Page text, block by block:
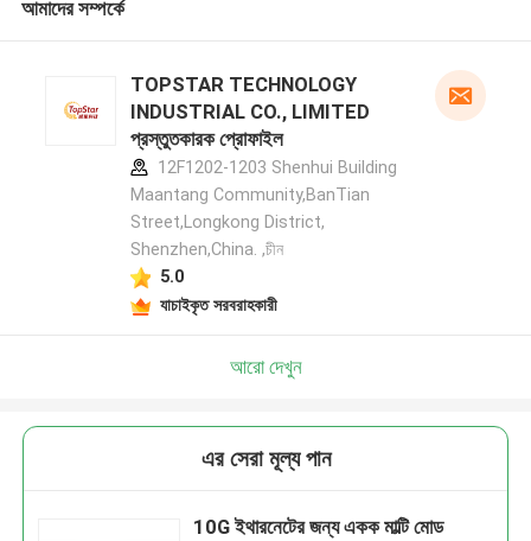
আমাদের সম্পর্কে
TOPSTAR TECHNOLOGY
INDUSTRIAL CO., LIMITED
প্রস্তুতকারক প্রোফাইল
12F1202-1203 Shenhui Building
Maantang Community,BanTian
Street,Longkong District,
Shenzhen,China. ,চীন
5.0
যাচাইকৃত সরবরাহকারী
আরো দেখুন
এর সেরা মূল্য পান
10G ইথারনেটের জন্য একক মাল্টি মোড